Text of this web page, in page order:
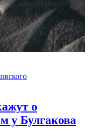
о
у Булгакова